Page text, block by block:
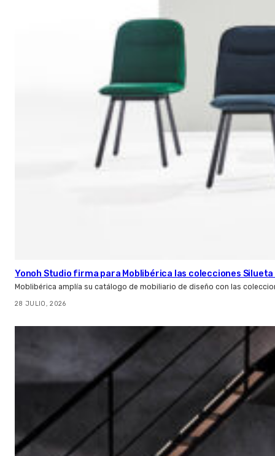
Yonoh Studio firma para Moblibérica las colecciones Silueta
Moblibérica amplía su catálogo de mobiliario de diseño con las
28 JULIO, 2026